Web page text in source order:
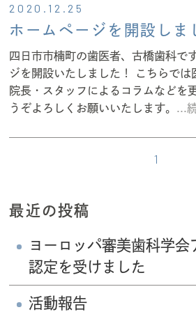
2020.12.25
ホームページを開設しま
四日市市楠町の歯医者、古橋歯科で
ジを開設いたしました！ こちらでは
院長・スタッフによるコラムなどを
うぞよろしくお願いいたします。
...
1
最近の投稿
ヨーロッパ審美歯科学会
認定を受けました
活動報告